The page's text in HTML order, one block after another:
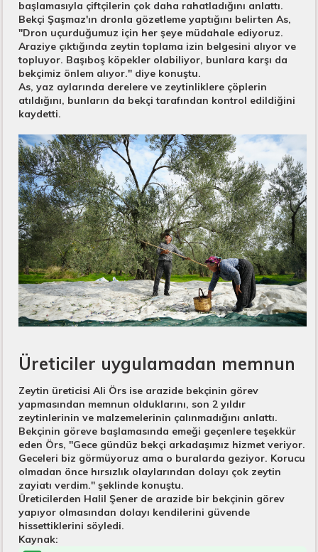
başlamasıyla çiftçilerin çok daha rahatladığını anlattı.
Bekçi Şaşmaz'ın dronla gözetleme yaptığını belirten As,
"Dron uçurduğumuz için her şeye müdahale ediyoruz.
Araziye çıktığında zeytin toplama izin belgesini alıyor ve
topluyor. Başıboş köpekler olabiliyor, bunlara karşı da
bekçimiz önlem alıyor." diye konuştu.
As, yaz aylarında derelere ve zeytinliklere çöplerin
atıldığını, bunların da bekçi tarafından kontrol edildiğini
kaydetti.
Üreticiler uygulamadan memnun​
Zeytin üreticisi Ali Örs ise arazide bekçinin görev
yapmasından memnun olduklarını, son 2 yıldır
zeytinlerinin ve malzemelerinin çalınmadığını anlattı.
Bekçinin göreve başlamasında emeği geçenlere teşekkür
eden Örs, "Gece gündüz bekçi arkadaşımız hizmet veriyor.
Geceleri biz görmüyoruz ama o buralarda geziyor. Korucu
olmadan önce hırsızlık olaylarından dolayı çok zeytin
zayiatı verdim." şeklinde konuştu.
Üreticilerden Halil Şener de arazide bir bekçinin görev
yapıyor olmasından dolayı kendilerini güvende
hissettiklerini söyledi.
Kaynak: